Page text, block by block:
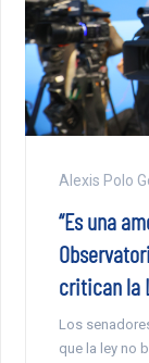
Alexis Polo
“Es una
critican la
Los
que la ley no